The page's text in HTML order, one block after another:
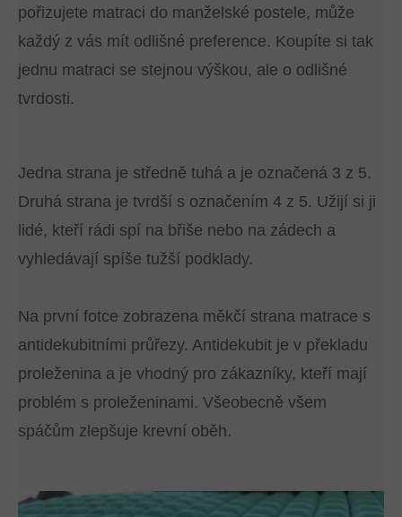
pořizujete matraci do manželské postele, může
každý z vás mít odlišné preference. Koupíte si tak
jednu matraci se stejnou výškou, ale o odlišné
tvrdosti.
Jedna strana je středně tuhá a je označená 3 z 5.
Druhá strana je tvrdší s označením 4 z 5. Užijí si ji
lidé, kteří rádi spí na břiše nebo na zádech a
vyhledávají spíše tužší podklady.
Na první fotce zobrazena měkčí strana matrace s
antidekubitními průřezy. Antidekubit je v překladu
proleženina a je vhodný pro zákazníky, kteří mají
problém s proleženinami. Všeobecně všem
spáčům zlepšuje krevní oběh.